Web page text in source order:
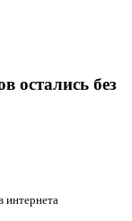
остались без
интернета